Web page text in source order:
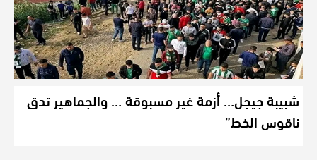
شبيبة جيجل… أزمة غير مسبوقة … والجماهير تدق
ناقوس الخط”